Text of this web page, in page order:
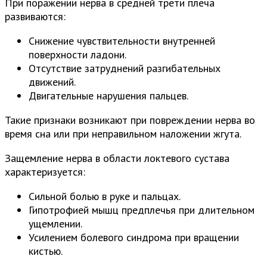
При поражении нерва в средней трети плеча
развиваются:
Снижение чувствительности внутренней
поверхности ладони.
Отсутствие затруднений разгибательных
движений.
Двигательные нарушения пальцев.
Такие признаки возникают при повреждении нерва во
время сна или при неправильном наложении жгута.
Защемление нерва в области локтевого сустава
характеризуется:
Сильной болью в руке и пальцах.
Гипотрофией мышц предплечья при длительном
ущемлении.
Усилением болевого синдрома при вращении
кистью.